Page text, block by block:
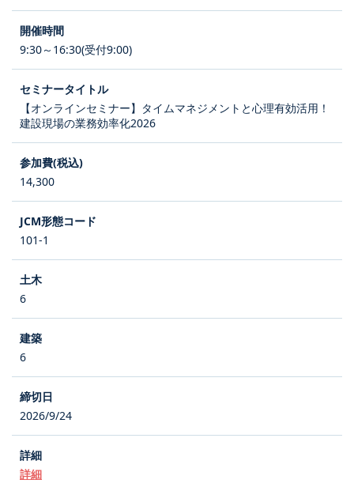
9:30～16:30(受付9:00)
【オンラインセミナー】タイムマネジメントと心理有効活用！
建設現場の業務効率化2026
14,300
101-1
6
6
2026/9/24
詳細